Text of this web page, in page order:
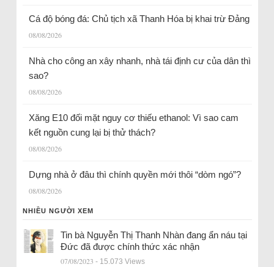
Cá độ bóng đá: Chủ tịch xã Thanh Hóa bị khai trừ Đảng
08/08/2026
Nhà cho công an xây nhanh, nhà tái định cư của dân thì
sao?
08/08/2026
Xăng E10 đối mặt nguy cơ thiếu ethanol: Vì sao cam
kết nguồn cung lại bị thử thách?
08/08/2026
Dựng nhà ở đâu thì chính quyền mới thôi “dòm ngó”?
08/08/2026
NHIỀU NGƯỜI XEM
Tin bà Nguyễn Thị Thanh Nhàn đang ẩn náu tại
Đức đã được chính thức xác nhận
07/08/2023 - 15.073 Views